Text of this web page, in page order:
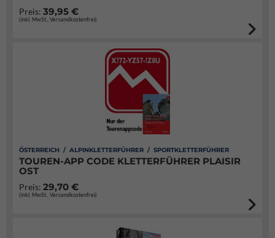
Preis: 39,95 €
(inkl. MwSt., Versandkostenfrei)
ÖSTERREICH / ALPINKLETTERFÜHRER / SPORTKLETTERFÜHRER
TOUREN-APP CODE KLETTERFÜHRER PLAISIR
OST
Preis: 29,70 €
(inkl. MwSt., Versandkostenfrei)